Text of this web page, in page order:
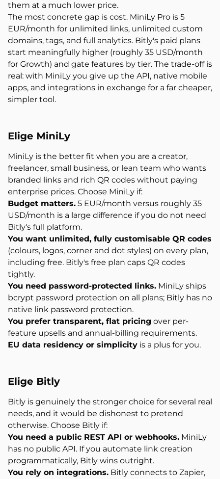
them at a much lower price.
The most concrete gap is cost. MiniLy Pro is 5
EUR/month for unlimited links, unlimited custom
domains, tags, and full analytics. Bitly's paid plans
start meaningfully higher (roughly 35 USD/month
for Growth) and gate features by tier. The trade-off is
real: with MiniLy you give up the API, native mobile
apps, and integrations in exchange for a far cheaper,
simpler tool.
Elige MiniLy
MiniLy is the better fit when you are a creator,
freelancer, small business, or lean team who wants
branded links and rich QR codes without paying
enterprise prices. Choose MiniLy if:
Budget matters. 5 EUR/month versus roughly 35
USD/month is a large difference if you do not need
Bitly's full platform.
You want unlimited, fully customisable QR codes
(colours, logos, corner and dot styles) on every plan,
including free. Bitly's free plan caps QR codes
tightly.
You need password-protected links. MiniLy ships
bcrypt password protection on all plans; Bitly has no
native link password protection.
You prefer transparent, flat pricing over per-
feature upsells and annual-billing requirements.
EU data residency or simplicity is a plus for you.
Elige Bitly
Bitly is genuinely the stronger choice for several real
needs, and it would be dishonest to pretend
otherwise. Choose Bitly if:
You need a public REST API or webhooks. MiniLy
has no public API. If you automate link creation
programmatically, Bitly wins outright.
You rely on integrations. Bitly connects to Zapier,